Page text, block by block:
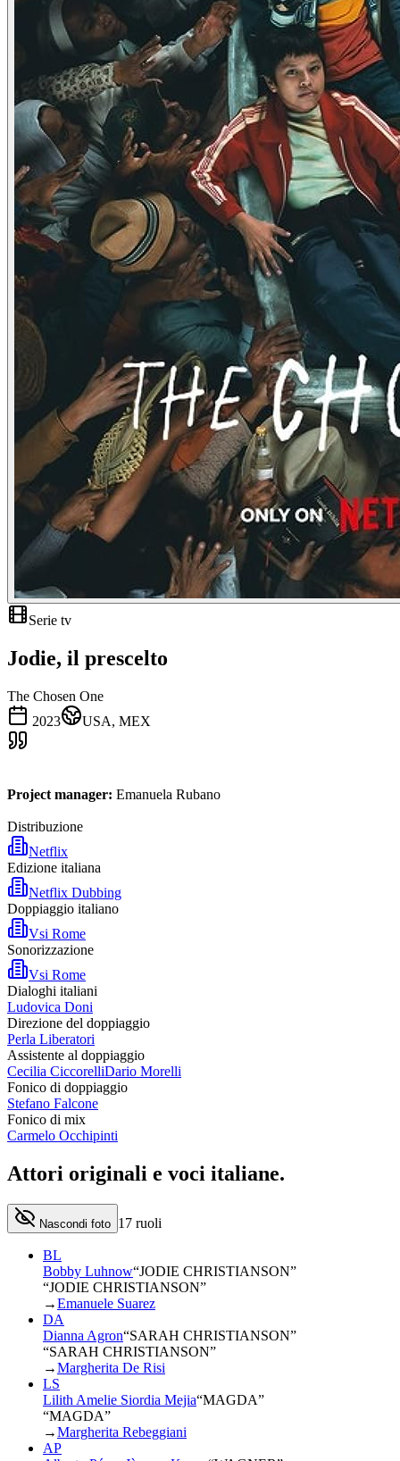
Serie tv
Jodie, il prescelto
The Chosen One
2023
USA, MEX
Project manager: Emanuela Rubano
Distribuzione
Netflix
Edizione italiana
Netflix Dubbing
Doppiaggio italiano
Vsi Rome
Sonorizzazione
Vsi Rome
Dialoghi italiani
Ludovica Doni
Direzione del doppiaggio
Perla Liberatori
Assistente al doppiaggio
Cecilia CiccorelliDario Morelli
Fonico di doppiaggio
Stefano Falcone
Fonico di mix
Carmelo Occhipinti
Attori originali e voci italiane.
Nascondi foto 17 ruoli
BL
Bobby Luhnow“JODIE CHRISTIANSON”
“JODIE CHRISTIANSON”
→Emanuele Suarez
DA
Dianna Agron“SARAH CHRISTIANSON”
“SARAH CHRISTIANSON”
→Margherita De Risi
LS
Lilith Amelie Siordia Mejia“MAGDA”
“MAGDA”
→Margherita Rebeggiani
AP